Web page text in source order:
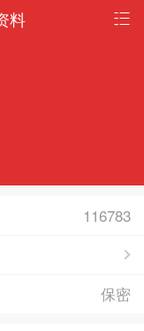
料
116783
保密